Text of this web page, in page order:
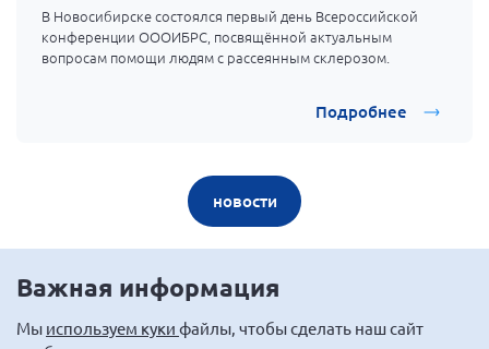
В Новосибирске состоялся первый день Всероссийской
конференции ОООИБРС, посвящённой актуальным
вопросам помощи людям с рассеянным склерозом.
Подробнее
новости
Важная информация
Мы используем куки файлы, чтобы сделать наш сайт